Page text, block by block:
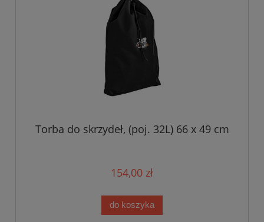
Torba do skrzydeł, (poj. 32L) 66 x 49 cm
154,00 zł
do koszyka